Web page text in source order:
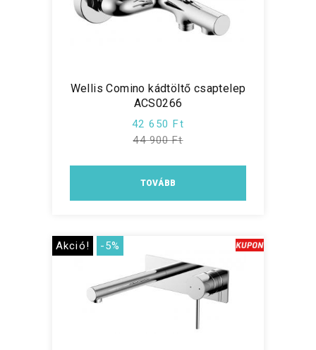
Wellis Comino kádtöltő csaptelep
ACS0266
42 650 Ft
44 900 Ft
TOVÁBB
Akció! -5%